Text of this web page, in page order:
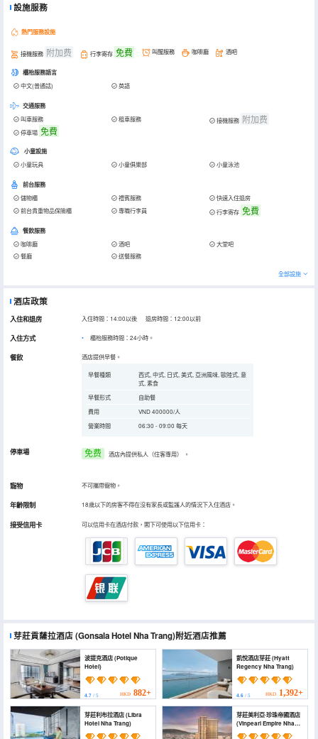
設施服務
熱門服務設施
接機服務 附加费 行李寄存 免費 叫醒服務 咖啡廳 酒吧
櫃枱服務語言
中文(普通話) 英語
交通服務
叫車服務 租車服務 接機服務 附加费
停車場 免費
小童設施
小童玩具 小童俱樂部 小童泳池
前台服務
儲物櫃 禮賓服務
快速入住退房
前台貴重物品保險櫃
專職行李員 行李寄存 免費
餐飲服務
咖啡廳 酒吧
大堂吧
餐廳
送餐服務
全部設施
酒店政策
入住和退房 入住時間：14:00以後 退房時間：12:00以前
入住方式 櫃枱服務時間：24小時。
餐飲 酒店提供早餐。
早餐種類
西式, 中式, 日式, 美式, 亞洲風味, 歐陸式, 意
式, 素食
早餐形式
自助餐
費用
VND 400000/人
營業時間
06:30 - 09:00 每天
停車場 免费 酒店內提供私人（住客專用） 。
寵物 不可攜帶寵物。
年齡限制 18歲以下的房客不得在沒有家長或監護人的情況下入住酒店。
接受信用卡 可以信用卡在酒店付款，閣下可使用以下信用卡：
芽莊貢薩拉酒店(Gonsala Hotel Nha Trang)附近酒店推薦
波提克酒店 (Potique
Hotel)
4.7 / 5 HKD 882+
凱悅酒店芽莊 (Hyatt
Regency Nha Trang)
4.6/ 5 HKD 1,392+
芽莊利布拉酒店 (Libra
Hotel Nha Trang)
芽莊美利亞·珍珠帝國酒店
(Vinpearl Empire Nha
Trang, Affiliated by